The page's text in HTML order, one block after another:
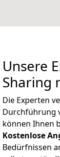
Unsere
Sharing
Die Experten
Durchführung
können Ihnen
Kostenlose
Bedürfnissen